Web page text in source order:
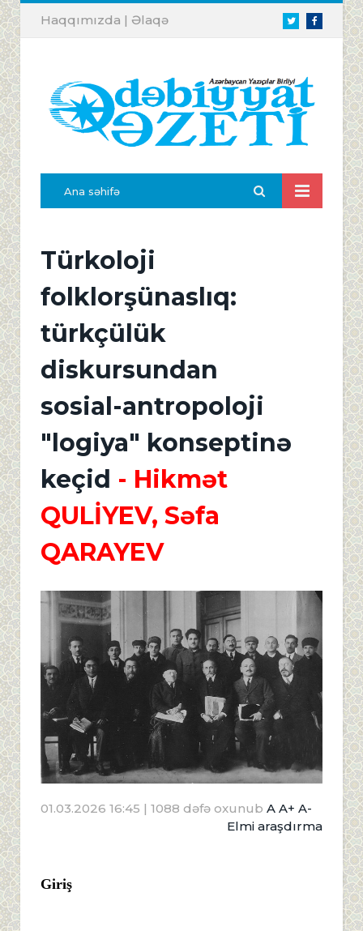
TwitterFacebook
Haqqımızda | Əlaqə
Ana səhifə
Türkoloji
folklorşünaslıq:
türkçülük
diskursundan
sosial-antropoloji
"logiya" konseptinə
keçid - Hikmət
QULİYEV, Səfa
QARAYEV
01.03.2026 16:45 | 1088 dəfə oxunub A A+ A-
Elmi araşdırma
Giriş